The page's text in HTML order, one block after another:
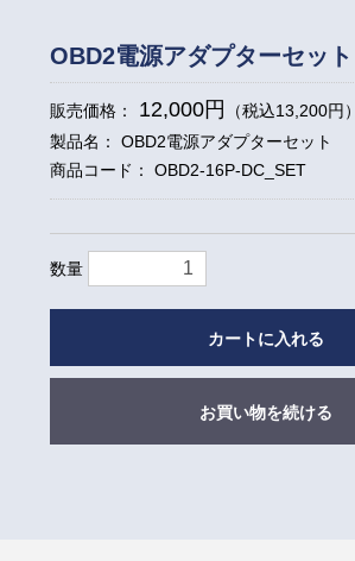
OBD2電源アダプターセット
販売価格： 12,000円
（税込13,200円）
製品名： OBD2電源アダプターセット
商品コード：OBD2-16P-DC_SET
数量
カートに入れる
お買い物を続ける